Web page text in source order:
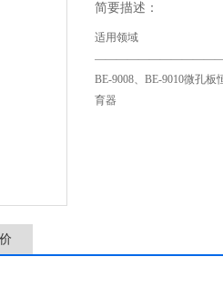
简要描述：
适用领域
BE-9008、BE-9010微孔
育器